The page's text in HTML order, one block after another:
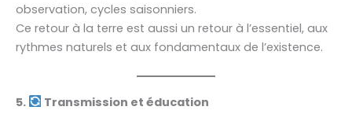
observation, cycles saisonniers.
Ce retour à la terre est aussi un retour à l’essentiel, aux
rythmes naturels et aux fondamentaux de l’existence.
5. Transmission et éducation